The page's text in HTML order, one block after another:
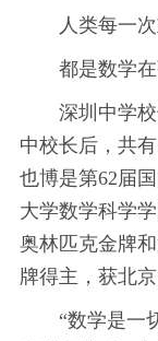
人类每一次
都是数学在
深圳中学校
中校长后，共
也博是第62届
大学数学科学
奥林匹克金牌
牌得主，获北
“数学是一切